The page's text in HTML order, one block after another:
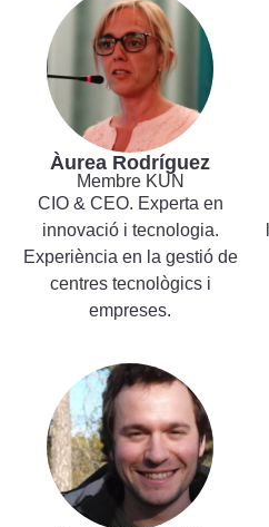
Àurea Rodríguez
Membre KUN
CIO & CEO. Experta en
innovació i tecnologia.
Experiència en la gestió de
centres tecnològics i
empreses.